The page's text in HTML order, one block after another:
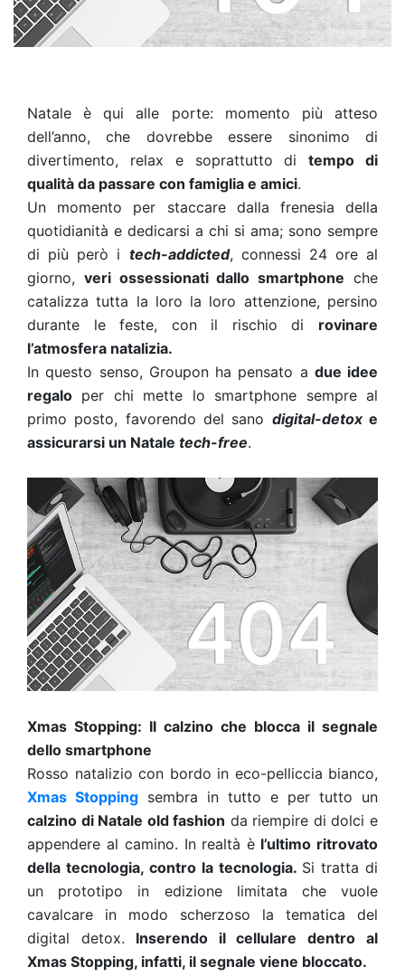
Natale è qui alle porte: momento più atteso
dell’anno, che dovrebbe essere sinonimo di
divertimento, relax e soprattutto ditempo di
qualità da passare con famiglia e amici.
Un momento per staccare dalla frenesia della
quotidianità e dedicarsi a chi si ama; sono sempre
di più però i tech-addicted, connessi 24 ore al
giorno, veri ossessionati dallo smartphone che
catalizza tutta la loro la loro attenzione, persino
durante le feste, con il rischio di rovinare
l’atmosfera natalizia.
In questo senso, Groupon ha pensato a due idee
regalo per chi mette lo smartphone sempre al
primo posto, favorendo del sano digital-detoxe
assicurarsi un Natale tech-free.
Xmas Stopping: Il calzino che blocca il segnale
dello smartphone
Rosso natalizio con bordo in eco-pelliccia bianco,
Xmas Stopping sembra in tutto e per tutto un
calzino di Natale old fashion da riempire di dolci e
appendere al camino. In realtà è l’ultimo ritrovato
della tecnologia, contro la tecnologia. Si tratta di
un prototipo in edizione limitata che vuole
cavalcare in modo scherzoso la tematica del
digital detox. Inserendo il cellulare dentro al
Xmas Stopping, infatti, il segnale viene bloccato.